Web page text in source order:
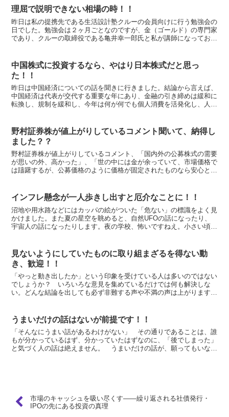
理屈で説明できない相場の時！！
昨日は私の提携先である生活設計塾クルーの会員向けに行う勉強会の
日でした。勉強会は２ヶ月ごとなのですが、金（ゴールド）の専門家
であり、クルーの取締役である亀井幸一郎氏と私が講師になってお話
中国株式に投資するなら、やはり日本株式だと思っ
た！！
昨日は中国経済についての話を聞きに行きました。結論から言えば、
中国経済は代表が交代する重要な年にあり、金融の引き締めは緩和に
転換し、規制を緩和し、今年は何が何でも個人消費を活発化し、人民
野村証券株が値上がりしているコメント聞いて、納得し
ました？？
野村証券株が値上がりしているコメント、「国内外の公募株式の需要
が思いの外、高かった」、「世の中には金が余っていて、市場価格で
は躊躇するが、公募価格のように価格が固定されたものなら安心とお
インフレ懸念が一人歩きし出すと厄介なことに！！
沼地や用水路などにはカッパの絵がついた「危ない」の標識をよく見
かけました。また夏の星空を眺めると、自然UFOの話になったり、
宇宙人の話になったりします。夜の学校、怖いですねえ。小さい頃、
見ないようにしていたものに取り組まざるを得ない動
き、歓迎！！
「やっと動き出したか」という印象を受けている人は多いのではない
でしょうか？ いろいろな意見を集めているだけでは何も解決しな
い。どんな結論を出しても必ず非難する声や不満の声は上がります。
うまいだけの話はないが前提です！！
「そんなにうまい話があるわけがない」 その通りであることは、誰
もが分かっているはず、分かっていたはずなのに、「後でしまった」
と気づく人の話は絶えません。 うまいだけの話が、願ってもいなか
市場のキャッシュを吸い尽くす――繰り返される社債発行・
IPOの先にある投資の真理